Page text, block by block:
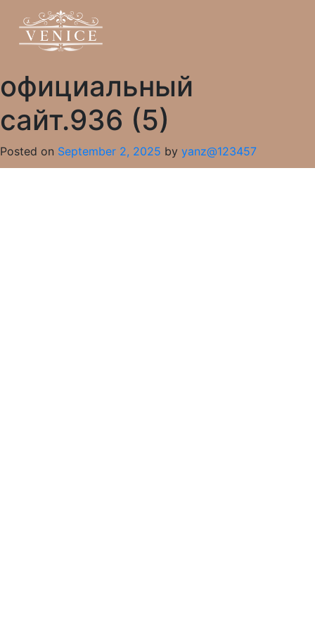
официальный
сайт.936 (5)
Posted on September 2, 2025 by yanz@123457